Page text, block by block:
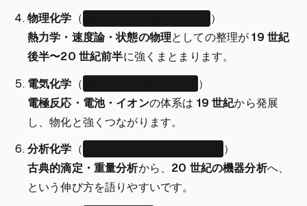
物理化学 （
）
熱力学・速度論・状態の物理としての整理が19 世紀
後半〜20 世紀前半に強くまとまります。
電気化学 （
）
電極反応・電池・イオンの体系は 19 世紀から発展
し、物化と強くつながります。
分析化学 （
）
古典的滴定・重量分析から、 20 世紀の機器分析へ、
という伸び方を語りやすいです。